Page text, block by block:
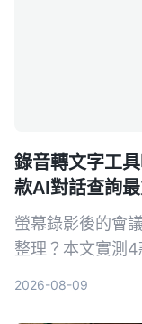
錄音轉文字工
款AI對話查詢
螢幕錄影後的會
整理？本文實測
2026-08-09